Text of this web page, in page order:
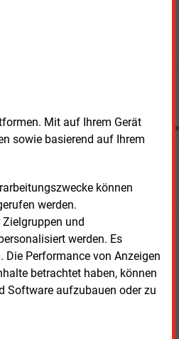
Mit auf Ihrem Gerät
sowie basierend auf Ihrem
können
werden.
und
werden. Es
Performance von Anzeigen
betrachtet haben, können
Software aufzubauen oder zu
Kunden